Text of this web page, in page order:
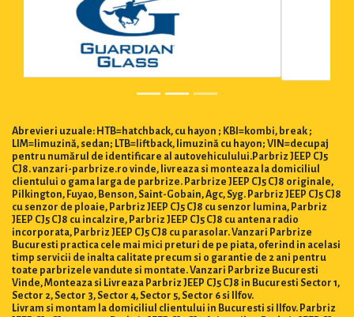
Abrevieri uzuale: HTB=hatchback, cu hayon ; KBI=kombi, break ;
LIM=limuzină, sedan; LTB=liftback, limuzină cu hayon; VIN=decupaj
pentru numărul de identificare al autovehiculului.Parbriz JEEP CJ5
CJ8. vanzari-parbrize.ro vinde, livreaza si monteaza la domiciliul
clientului o gama larga de parbrize. Parbrize JEEP CJ5 CJ8 originale,
Pilkington, Fuyao, Benson, Saint-Gobain, Agc, Syg. Parbriz JEEP CJ5 CJ8
cu senzor de ploaie, Parbriz JEEP CJ5 CJ8 cu senzor lumina, Parbriz
JEEP CJ5 CJ8 cu incalzire, Parbriz JEEP CJ5 CJ8 cu antena radio
incorporata, Parbriz JEEP CJ5 CJ8 cu parasolar. Vanzari Parbrize
Bucuresti practica cele mai mici preturi de pe piata, oferind in acelasi
timp servicii de inalta calitate precum si o garantie de 2 ani pentru
toate parbrizele vandute si montate. Vanzari Parbrize Bucuresti
Vinde, Monteaza si Livreaza Parbriz JEEP CJ5 CJ8 in Bucuresti Sector 1,
Sector 2, Sector 3, Sector 4, Sector 5, Sector 6 si Ilfov.
Livram si montam la domiciliul clientului in Bucuresti si Ilfov. Parbriz